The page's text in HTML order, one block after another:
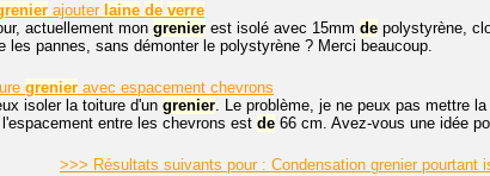
ajouter laine de verre
actuellement mon grenier est isolé avec 15mm de polystyrène,
les pannes, sans démonter le polystyrène ? Merci beaucoup.
grenier avec espacement chevrons
isoler la toiture d'un grenier. Le problème, je ne peux pas mettre la
entre les chevrons est de 66 cm. Avez-vous une idée
>>> Résultats suivants pour : Condensation grenier pourtant